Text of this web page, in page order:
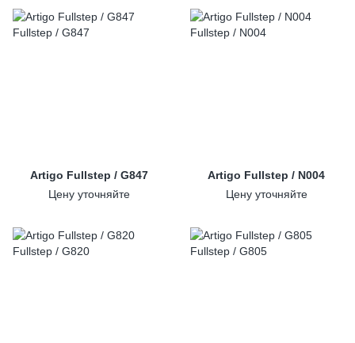
Artigo Fullstep / G847
Цену уточняйте
Artigo Fullstep / N004
Цену уточняйте